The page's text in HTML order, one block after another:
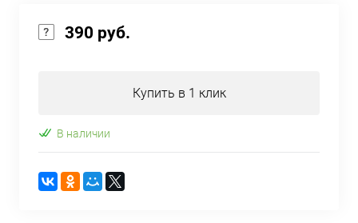
390 руб.
Купить в 1 клик
В наличии